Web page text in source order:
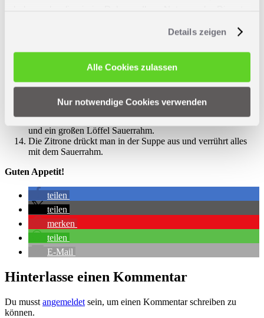
Details zeigen
Alle Cookies zulassen
Nur notwendige Cookies verwenden
Ich persönlich würze erst zum Schluss, weil die Wurst und
durch das Aufkochen in die Suppe über, so dass Nachwürzen
meist gar nicht nötig ist.
Angerichtet wird die Suppe in tiefen Tellern oder in
Suppentassen. Darauf gibt man dann eine Scheibe Zitrone
und ein großen Löffel Sauerrahm.
Die Zitrone drückt man in der Suppe aus und verrührt alles
mit dem Sauerrahm.
Guten Appetit!
teilen
teilen
merken
teilen
E-Mail
Hinterlasse einen Kommentar
Du musst angemeldet sein, um einen Kommentar schreiben zu
können.